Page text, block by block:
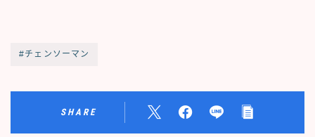
#チェンソーマン
SHARE